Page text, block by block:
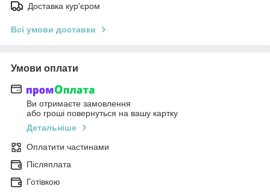
Доставка кур'єром
Всі умови доставки
Умови оплати
Ви отримаєте замовлення
або гроші повернуться на вашу картку
Детальніше
Оплатити частинами
Післяплата
Готівкою